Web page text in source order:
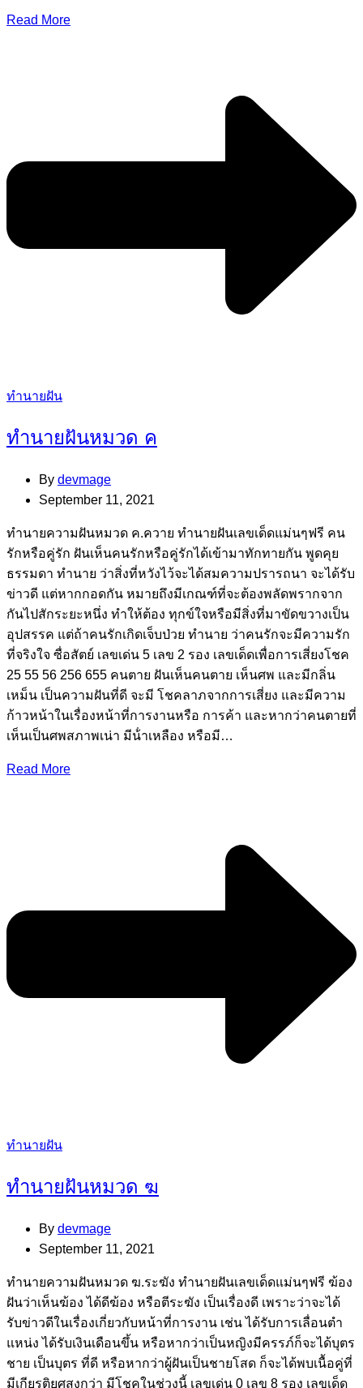
Read More
Categories
ทำนายฝัน
ทำนายฝันหมวด ค
By devmage
September 11, 2021
ทํานายความฝันหมวด ค.ควาย ทํานายฝันเลขเด็ดแม่นๆฟรี คน
รักหรือคู่รัก ฝันเห็นคนรักหรือคู่รักได้เข้ามาทักทายกัน พูดคุย
ธรรมดา ทํานาย ว่าสิ่งที่หวังไว้จะได้สมความปรารถนา จะได้รับ
ข่าวดี แต่หากกอดกัน หมายถึงมีเกณฑ์ที่จะต้องพลัดพรากจาก
กันไปสักระยะหนึ่ง ทําให้ต้อง ทุกข์ใจหรือมีสิ่งที่มาขัดขวางเป็น
อุปสรรค แต่ถ้าคนรักเกิดเจ็บป่วย ทํานาย ว่าคนรักจะมีความรัก
ที่จริงใจ ซื่อสัตย์ เลขเด่น 5 เลข 2 รอง เลขเด็ดเพื่อการเสี่ยงโชค
25 55 56 256 655 คนตาย ฝันเห็นคนตาย เห็นศพ และมีกลิ่น
เหม็น เป็นความฝันที่ดี จะมี โชคลาภจากการเสี่ยง และมีความ
ก้าวหน้าในเรื่องหน้าที่การงานหรือ การค้า และหากว่าคนตายที่
เห็นเป็นศพสภาพเน่า มีน้ําเหลือง หรือมี…
Read More
Categories
ทำนายฝัน
ทำนายฝันหมวด ฆ
By devmage
September 11, 2021
ทํานายความฝันหมวด ฆ.ระฆัง ทํานายฝันเลขเด็ดแม่นๆฟรี ฆ้อง
ฝันว่าเห็นฆ้อง ได้ดีฆ้อง หรือตีระฆัง เป็นเรื่องดี เพราะว่าจะได้
รับข่าวดีในเรื่องเกี่ยวกับหน้าที่การงาน เช่น ได้รับการเลื่อนตํา
แหน่ง ได้รับเงินเดือนขึ้น หรือหากว่าเป็นหญิงมีครรภ์ก็จะได้บุตร
ชาย เป็นบุตร ที่ดี หรือหากว่าผู้ฝันเป็นชายโสด ก็จะได้พบเนื้อคู่ที่
มีเกียรติยศสูงกว่า มีโชคในช่วงนี้ เลขเด่น 0 เลข 8 รอง เลขเด็ด